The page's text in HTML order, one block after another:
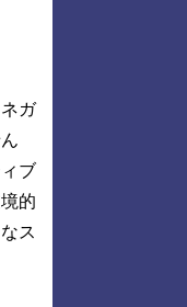
ガ
ブ
的
ス